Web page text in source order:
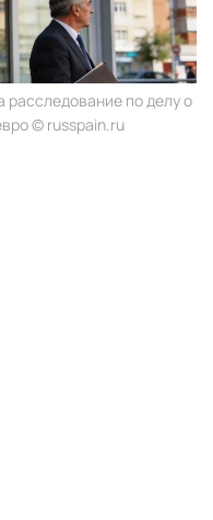
по делу о
© russpain.ru